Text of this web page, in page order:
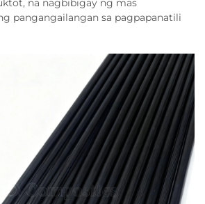
na nagbibigay ng mas
pangangailangan sa pagpapanatili